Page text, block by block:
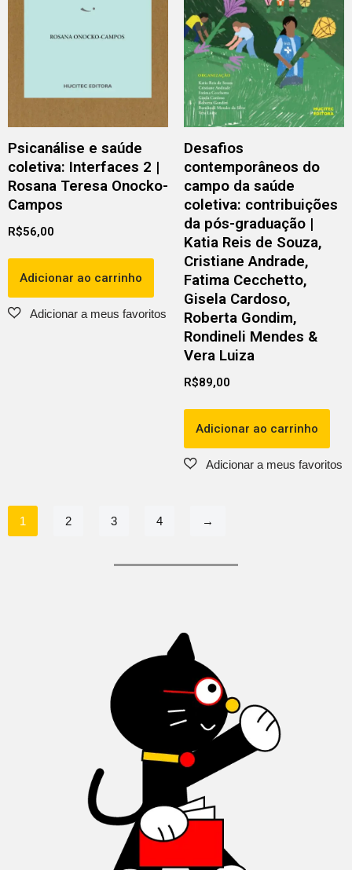
Psicanálise e saúde
coletiva: Interfaces 2 |
Rosana Teresa Onocko-
Campos
R$56,00
Adicionar ao carrinho
Desafios
contemporâneos do
campo da saúde
coletiva: contribuições
da pós-graduação |
Katia Reis de Souza,
Cristiane Andrade,
Fatima Cecchetto,
Gisela Cardoso,
Roberta Gondim,
Rondineli Mendes &
Vera Luiza
R$89,00
Adicionar ao carrinho
1 2 3 4 →